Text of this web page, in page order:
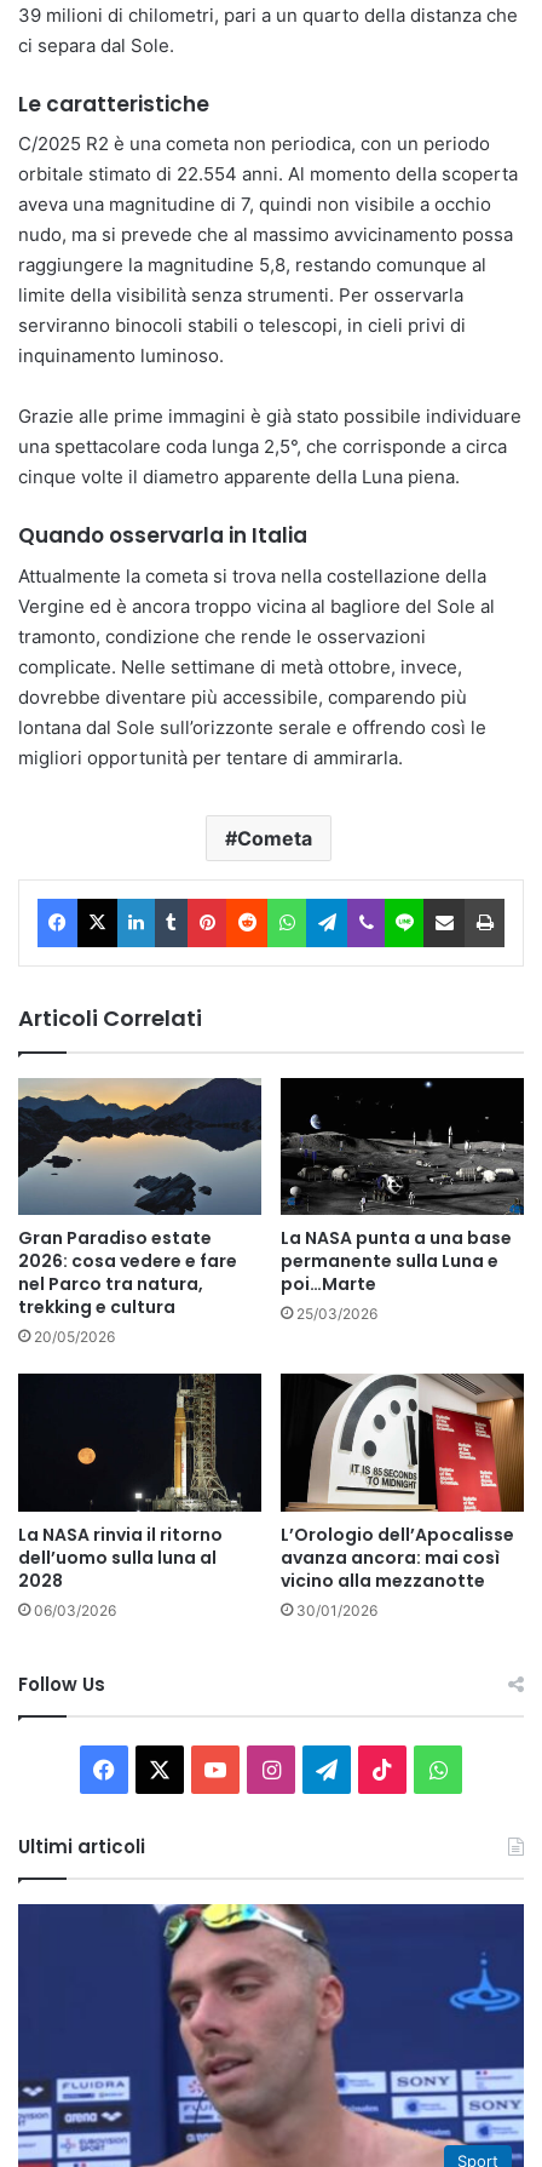
39 milioni di chilometri, pari a un quarto della distanza che
ci separa dal Sole.
Le caratteristiche
C/2025 R2 è una cometa non periodica, con un periodo
orbitale stimato di 22.554 anni. Al momento della scoperta
aveva una magnitudine di 7, quindi non visibile a occhio
nudo, ma si prevede che al massimo avvicinamento possa
raggiungere la magnitudine 5,8, restando comunque al
limite della visibilità senza strumenti. Per osservarla
serviranno binocoli stabili o telescopi, in cieli privi di
inquinamento luminoso.
Grazie alle prime immagini è già stato possibile individuare
una spettacolare coda lunga 2,5°, che corrisponde a circa
cinque volte il diametro apparente della Luna piena.
Quando osservarla in Italia
Attualmente la cometa si trova nella costellazione della
Vergine ed è ancora troppo vicina al bagliore del Sole al
tramonto, condizione che rende le osservazioni
complicate. Nelle settimane di metà ottobre, invece,
dovrebbe diventare più accessibile, comparendo più
lontana dal Sole sull’orizzonte serale e offrendo così le
migliori opportunità per tentare di ammirarla.
Cometa
Facebook
X LinkedIn
TumblrPinterest
RedditWhatsAppTelegram
ViberLine Condividi via Email
Articoli Correlati
Gran Paradiso estate
2026: cosa vedere e fare
nel Parco tra natura,
trekking e cultura
20/05/2026
La NASA punta a una base
permanente sulla Luna e
poi…Marte
25/03/2026
La NASA rinvia il ritorno
dell’uomo sulla luna al
2028
06/03/2026
L’Orologio dell’Apocalisse
avanza ancora: mai così
vicino alla mezzanotte
30/01/2026
Follow Us
Facebook You InstagramTelegram
TikTok
Ultimi articoli
Sport